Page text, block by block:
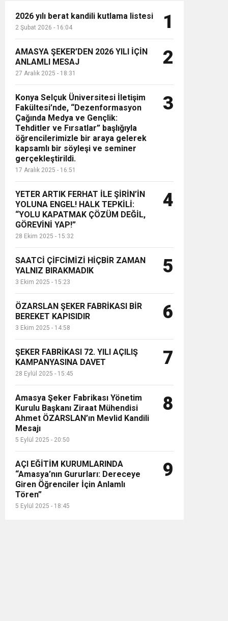
2026 yılı berat kandili kutlama listesi
2 Şubat 2026 - 16:04 1
AMASYA ŞEKER’DEN 2026 YILI İÇİN
ANLAMLI MESAJ
27 Aralık 2025 - 18:31
2
Konya Selçuk Üniversitesi İletişim
Fakültesi’nde, “Dezenformasyon
Çağında Medya ve Gençlik:
Tehditler ve Fırsatlar” başlığıyla
öğrencilerimizle bir araya gelerek
kapsamlı bir söyleşi ve seminer
gerçekleştirildi.
17 Aralık 2025 - 16:51
3
YETER ARTIK FERHAT İLE ŞİRİN’İN
YOLUNA ENGEL! HALK TEPKİLİ:
“YOLU KAPATMAK ÇÖZÜM DEĞİL,
GÖREVİNİ YAP!”
28 Ekim 2025 - 15:32
4
SAATCİ ÇİFCİMİZİ HİÇBİR ZAMAN
YALNIZ BIRAKMADIK
3 Ekim 2025 - 15:23
5
ÖZARSLAN ŞEKER FABRİKASI BİR
BEREKET KAPISIDIR
3 Ekim 2025 - 14:58
6
ŞEKER FABRİKASI 72. YILI AÇILIŞ
KAMPANYASINA DAVET
28 Eylül 2025 - 15:45
7
Amasya Şeker Fabrikası Yönetim
Kurulu Başkanı Ziraat Mühendisi
Ahmet ÖZARSLAN’ın Mevlid Kandili
Mesajı
5 Eylül 2025 - 20:50
8
AÇI EĞİTİM KURUMLARINDA
“Amasya’nın Gururları: Dereceye
Giren Öğrenciler İçin Anlamlı
Tören”
5 Eylül 2025 - 18:45
9